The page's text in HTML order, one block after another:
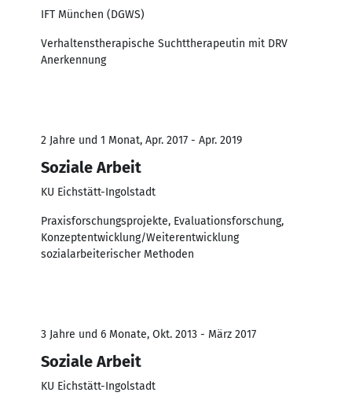
IFT München (DGWS)
Verhaltenstherapische Suchttherapeutin mit DRV
Anerkennung
2 Jahre und 1 Monat, Apr. 2017 - Apr. 2019
Soziale Arbeit
KU Eichstätt-Ingolstadt
Praxisforschungsprojekte, Evaluationsforschung,
Konzeptentwicklung/Weiterentwicklung
sozialarbeiterischer Methoden
3 Jahre und 6 Monate, Okt. 2013 - März 2017
Soziale Arbeit
KU Eichstätt-Ingolstadt